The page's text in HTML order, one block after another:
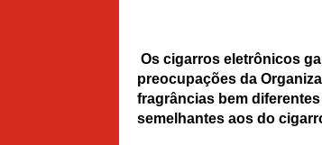
Os cigarros eletrônicos
preocupações da
fragrâncias bem
semelhantes aos do